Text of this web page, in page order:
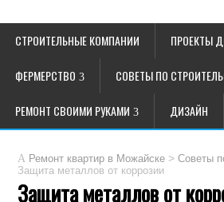
СТРОИТЕЛЬНЫЕ КОМПАНИИ ПРОЕКТЫ
ФЕРМЕРСТВО СОВЕТЫ ПО
РЕМОНТ СВОИМИ РУКАМИ ДИЗАЙН
Ремонт квартир в Можайске >Советы
Защита металлов от коррозии
Защита металлов от